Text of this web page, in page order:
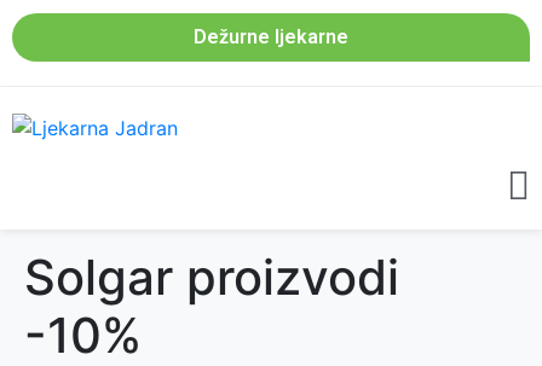
Dežurne ljekarne
Solgar proizvodi
-10%